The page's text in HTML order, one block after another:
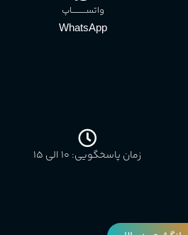
واتســــــــــاپ
WhatsApp
زمان پاسخگویی: 10 الی ۱5